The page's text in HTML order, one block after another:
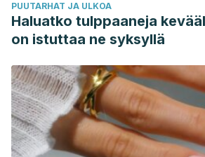
PUUTARHAT JA ULKOA
Haluatko tulppaaneja
on istuttaa ne syksyllä